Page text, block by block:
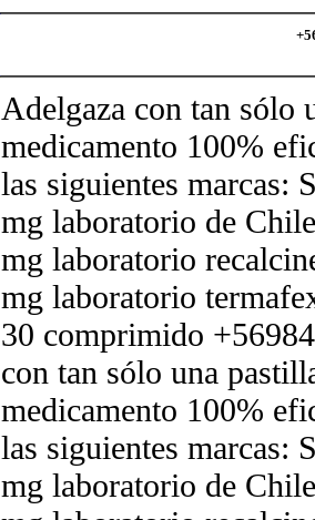
Adelgaza con tan sólo
medicamento 100%
las siguientes marcas:
mg laboratorio de
mg laboratorio
mg laboratorio
30 comprimido
con tan sólo una
medicamento 100%
las siguientes marcas:
mg laboratorio de